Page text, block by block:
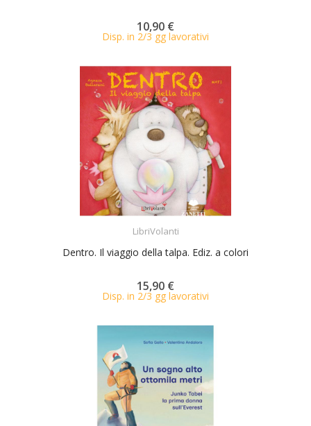
10,90 €
Disp. in 2/3 gg lavorativi
LibriVolanti
Dentro. Il viaggio della talpa. Ediz. a colori
15,90 €
Disp. in 2/3 gg lavorativi